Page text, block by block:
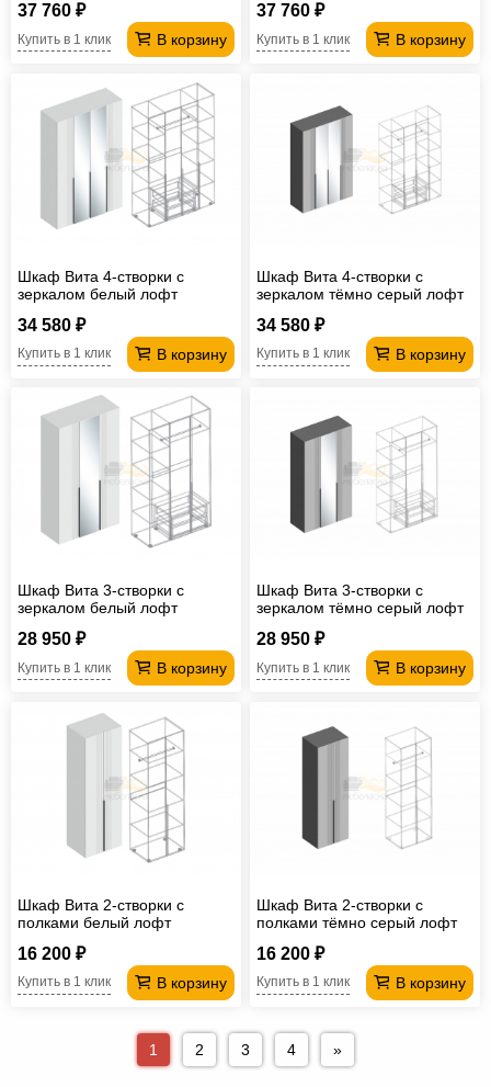
37 760 ₽
В корзину
Купить в 1 клик
37 760 ₽
В корзину
Купить в 1 клик
Шкаф Вита 4-створки с
зеркалом белый лофт
34 580 ₽
В корзину
Купить в 1 клик
Шкаф Вита 4-створки с
зеркалом тёмно серый лофт
34 580 ₽
В корзину
Купить в 1 клик
Шкаф Вита 3-створки с
зеркалом белый лофт
28 950 ₽
В корзину
Купить в 1 клик
Шкаф Вита 3-створки с
зеркалом тёмно серый лофт
28 950 ₽
В корзину
Купить в 1 клик
Шкаф Вита 2-створки с
полками белый лофт
16 200 ₽
В корзину
Купить в 1 клик
Шкаф Вита 2-створки с
полками тёмно серый лофт
16 200 ₽
В корзину
Купить в 1 клик
1 2 3 4 »